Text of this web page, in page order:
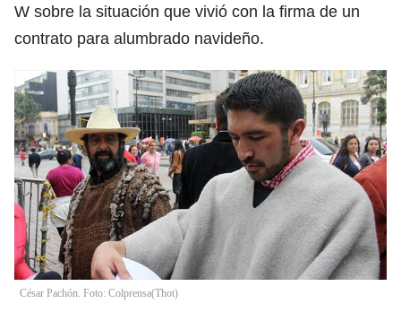
W sobre la situación que vivió con la firma de un
contrato para alumbrado navideño.
César Pachón. Foto: Colprensa(Thot)